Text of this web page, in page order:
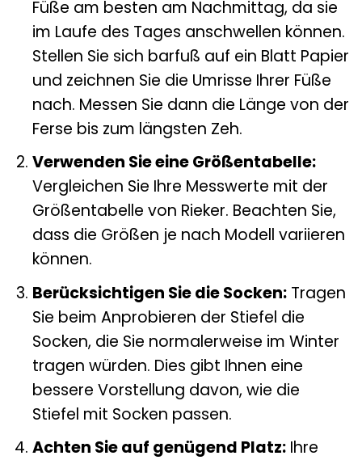
Füße am besten am Nachmittag, da sie
im Laufe des Tages anschwellen können.
Stellen Sie sich barfuß auf ein Blatt Papier
und zeichnen Sie die Umrisse Ihrer Füße
nach. Messen Sie dann die Länge von der
Ferse bis zum längsten Zeh.
Verwenden Sie eine Größentabelle:
Vergleichen Sie Ihre Messwerte mit der
Größentabelle von Rieker. Beachten Sie,
dass die Größen je nach Modell variieren
können.
Berücksichtigen Sie die Socken:Tragen
Sie beim Anprobieren der Stiefel die
Socken, die Sie normalerweise im Winter
tragen würden. Dies gibt Ihnen eine
bessere Vorstellung davon, wie die
Stiefel mit Socken passen.
Achten Sie auf genügend Platz:Ihre